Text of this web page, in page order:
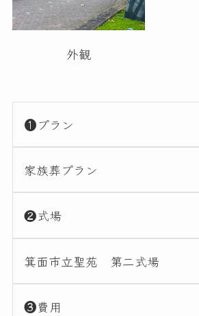
外観
❶プラン
家族葬プラン
❷式場
箕面市立聖苑 第二式場
❸費用